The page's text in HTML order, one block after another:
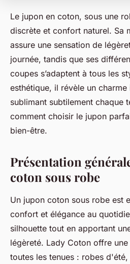
Le jupon en coton, sous une
discrète et confort naturel. Sa
assure une sensation de
journée, tandis que ses
coupes s’adaptent à tous les
esthétique, il révèle un
sublimant subtilement chaque
comment choisir le jupon
bien-être.
Présentation
coton sous robe
Un jupon coton sous robe est
confort et élégance au
silhouette tout en apportant
légèreté. Lady Coton offre
toutes les tenues : robes